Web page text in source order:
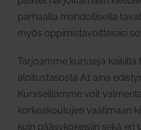
parhaalla mahdollisella
myös oppimistavoitteisiisi
Tarjoamme kursseja kaikilla
aloitustasosta A1 aina
Kursseillamme voit
korkeakoulujen vaatimaan
kuin pääsykokeisiin sekä eri